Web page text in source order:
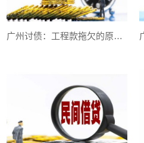
广州讨债：工程款拖欠的原因和危害有哪些